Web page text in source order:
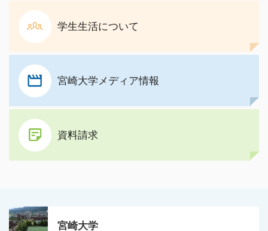
学生生活について
宮崎大学メディア情報
資料請求
宮崎大学